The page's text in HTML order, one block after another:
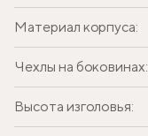
Материал корпуса:
Чехлы на боковинах:
Высота изголовья: